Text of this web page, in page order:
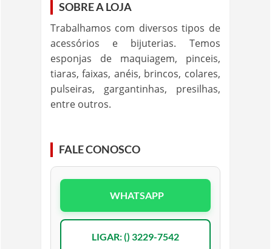
SOBRE A LOJA
Trabalhamos com diversos tipos de
acessórios e bijuterias. Temos
esponjas de maquiagem, pinceis,
tiaras, faixas, anéis, brincos, colares,
pulseiras, gargantinhas, presilhas,
entre outros.
FALE CONOSCO
WHATSAPP
LIGAR: () 3229-7542